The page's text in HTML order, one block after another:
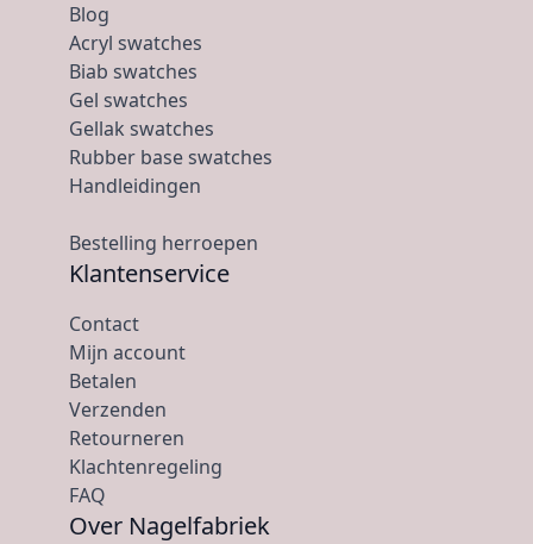
Blog
Acryl swatches
Biab swatches
Gel swatches
Gellak swatches
Rubber base swatches
Handleidingen
Bestelling herroepen
Klantenservice
Contact
Mijn account
Betalen
Verzenden
Retourneren
Klachtenregeling
FAQ
Over Nagelfabriek